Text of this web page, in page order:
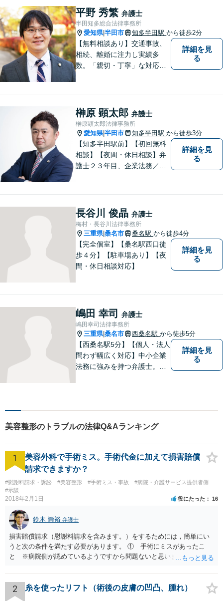
行います！【完全個室】
平野 秀繁 弁護士
半田知多総合法律事務所
愛知県|半田市 知多半田駅 から徒歩2分
【無料相談あり】交通事故、
相続、離婚に注力し実績多
数。「親切・丁寧」な対応
詳細を見
る
榊原 顕太郎 弁護士
榊原顕太郎法律事務所
愛知県|半田市 知多半田駅 から徒歩3分
【知多半田駅前】【初回無料
相談】【夜間・休日相談】弁
護士２３年目、企業法務／交
護士が、事業経営を強力サポ
ートいたします！【ネット予
約可】【駐車場あり】【見積
無料】
詳細を見
る
長谷川 俊晶 弁護士
梅村・長谷川法律事務所
三重県|桑名市 桑名駅 から徒歩4分
【完全個室】【桑名駅西口徒
歩４分】【駐車場あり】【夜
間・休日相談対応】
詳細を見
る
嶋田 幸司 弁護士
嶋田幸司法律事務所
三重県|桑名市 西桑名駅 から徒歩5分
【西桑名駅5分】【個人・法人
問わず幅広く対応】中小企業
法務に強みを持つ弁護士。個
します。お困りごとは、お気
軽にご相談ください。
詳細を見
る
美容整形のトラブルの法律Q&Aランキング
1
美容外科で手術ミス。手術代金に加えて損害賠償
請求できますか？
#慰謝料請求・訴訟 #美容整形 #手術ミス・事故
#病院・介護サービス提供者側
#示談
2018年2月1日 役にたった 16
鈴木 崇裕 弁護士
損害賠償請求（慰謝料請求を含みます。）をするためには，簡単にい
うと次の条件を満たす必要があります。 ① 手術にミスがあったこ
と ※病院側が認めているようですから問題ないと思います。 ② 手
術のミスの「せいで」マスクが外せなくなったこと ④ 仕事を休まな
ければならなくなった「せいで」休業損害が発生したこと ⑤ マスク
を外せなくなった「せいで」経済的に評価できる精神的な損害が発生
2 糸を使ったリフト（術後の皮膚の凹凸、腫れ）